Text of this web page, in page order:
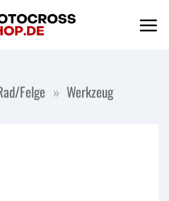
Felge » Werkzeug